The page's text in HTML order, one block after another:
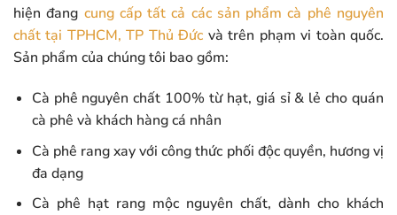
hiện đang cung cấp tất cả các sản phẩm cà phê nguyên
chất tại TPHCM, TP Thủ Đức và trên phạm vi toàn quốc.
Sản phẩm của chúng tôi bao gồm:
Cà phê nguyên chất 100% từ hạt, giá sỉ & lẻ cho quán
cà phê và khách hàng cá nhân
Cà phê rang xay với công thức phối độc quyền, hương vị
đa dạng
Cà phê hạt rang mộc nguyên chất, dành cho khách